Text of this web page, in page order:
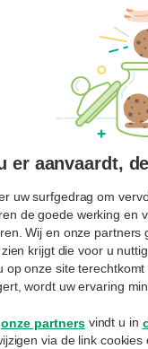
er aanvaardt,
uw surfgedrag om
de goede werking en
Wij en onze
krijgt die voor u
op onze site
wordt uw ervaring
onze partnersvindt u in
via de link